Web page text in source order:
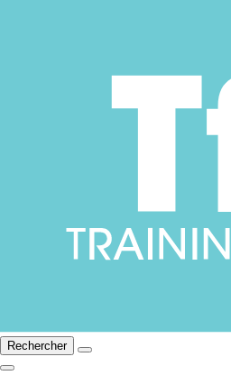
Rechercher